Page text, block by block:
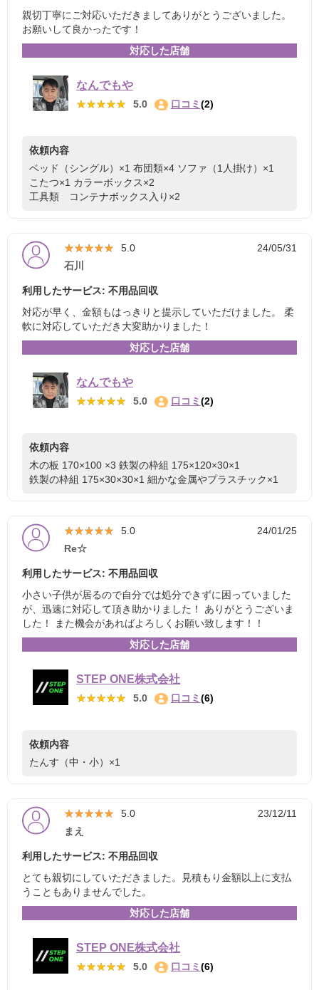
親切丁寧にご対応いただきましてありがとうございました。
お願いして良かったです！
対応した店舗
なんでもや
★★★★★
★★★★★ 5.0 口コミ (2)
依頼内容
ベッド（シングル）×1 布団類×4 ソファ（1人掛け）×1
こたつ×1 カラーボックス×2
工具類 コンテナボックス入り×2
★★★★★
★★★★★ 5.0
24/05/31
石川
利用したサービス: 不用品回収
対応が早く、金額もはっきりと提示していただけました。 柔
軟に対応していただき大変助かりました！
対応した店舗
なんでもや
★★★★★
★★★★★ 5.0 口コミ (2)
依頼内容
木の板 170×100 ×3 鉄製の枠組 175×120×30×1
鉄製の枠組 175×30×30×1 細かな金属やプラスチック×1
★★★★★
★★★★★ 5.0
24/01/25
Re☆
利用したサービス: 不用品回収
小さい子供が居るので自分では処分できずに困っていました
が、迅速に対応して頂き助かりました！ ありがとうございま
した！ また機会があればよろしくお願い致します！！
対応した店舗
STEP ONE株式会社
★★★★★
★★★★★ 5.0 口コミ (6)
依頼内容
たんす（中・小）×1
★★★★★
★★★★★ 5.0
23/12/11
まえ
利用したサービス: 不用品回収
とても親切にしていただきました。見積もり金額以上に支払
うこともありませんでした。
対応した店舗
STEP ONE株式会社
★★★★★
★★★★★ 5.0 口コミ (6)